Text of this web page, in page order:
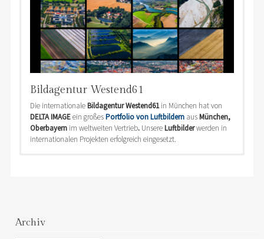
Bildagentur Westend61
Die internationaleBildagentur Westend61in München hat von
DELTA IMAGEein großesPortfolio von LuftbildernausMünchen,
Oberbayernim weltweiten Vertrieb. UnsereLuftbilderwerden in
internationalen Projekten erfolgreich eingesetzt.
Archiv